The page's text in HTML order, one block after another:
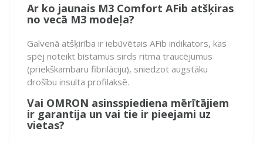
Ar ko jaunais M3 Comfort AFib atšķiras
no vecā M3 modeļa?
Galvenā atšķirība ir iebūvētais AFib indikators, kas
spēj noteikt bīstamus sirds ritma traucējumus
(priekškambaru fibrilāciju), sniedzot augstāku
drošību insulta profilaksē.
Vai OMRON asinsspiediena mērītājiem
ir garantija un vai tie ir pieejami uz
vietas?